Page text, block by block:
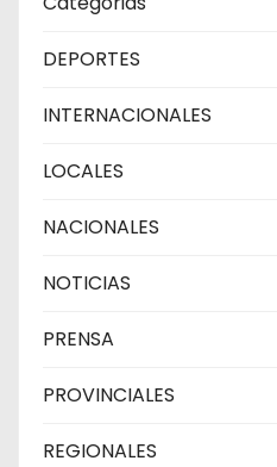
DEPORTES
INTERNACIONALES
LOCALES
NACIONALES
NOTICIAS
PRENSA
PROVINCIALES
REGIONALES